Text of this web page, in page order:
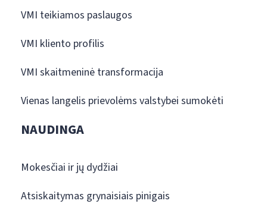
VMI teikiamos paslaugos
VMI kliento profilis
VMI skaitmeninė transformacija
Vienas langelis prievolėms valstybei sumokėti
NAUDINGA
Mokesčiai ir jų dydžiai
Atsiskaitymas grynaisiais pinigais